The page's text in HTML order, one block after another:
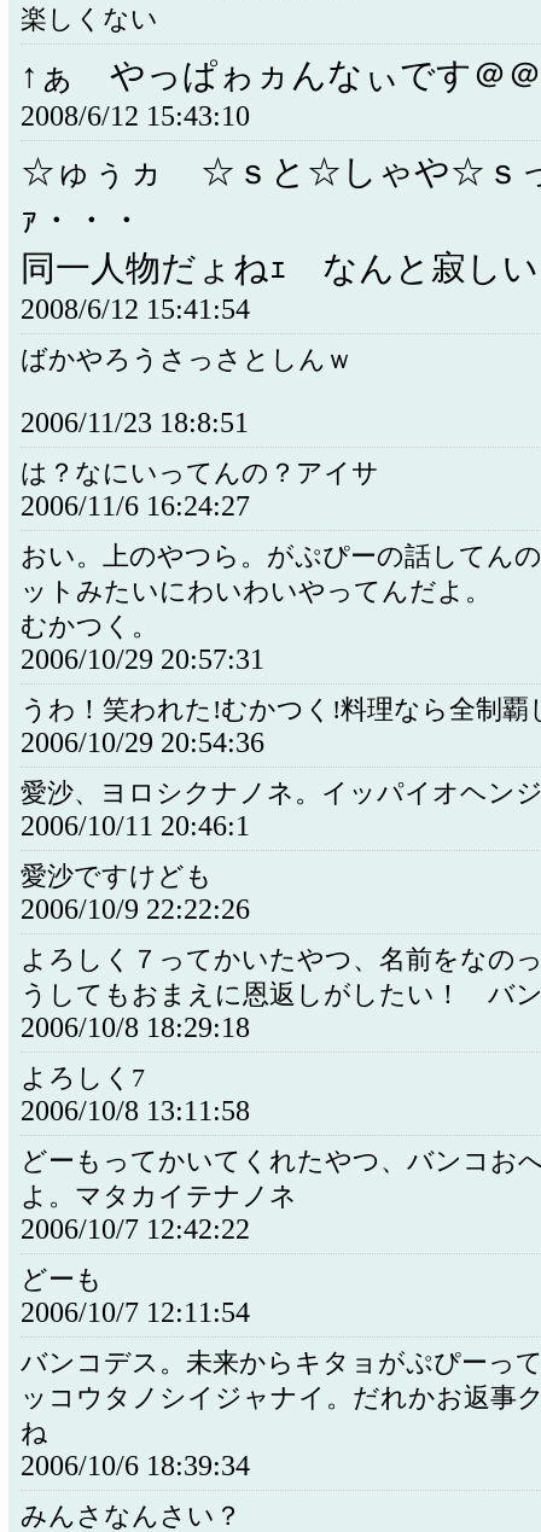
楽しくない
↑ぁ やっぱゎヵんなぃです＠
2008/6/12 15:43:10
☆ゅぅヵゝ☆ｓと☆しゃや☆ｓ
ｧ・・・
同一人物だょねｪ なんと寂しい
2008/6/12 15:41:54
ばかやろうさっさとしんｗ
2006/11/23 18:8:51
は？なにいってんの？アイサ
2006/11/6 16:24:27
おい。上のやつら。がぷぴーの話してん
ットみたいにわいわいやってんだよ。
むかつく。
2006/10/29 20:57:31
うわ！笑われた!むかつく!料理なら全制覇
2006/10/29 20:54:36
愛沙、ヨロシクナノネ。イッパイオヘン
2006/10/11 20:46:1
愛沙ですけども
2006/10/9 22:22:26
よろしく７ってかいたやつ、名前をなの
うしてもおまえに恩返しがしたい！ バ
2006/10/8 18:29:18
よろしく7
2006/10/8 13:11:58
どーもってかいてくれたやつ、バンコお
よ。マタカイテナノネ
2006/10/7 12:42:22
どーも
2006/10/7 12:11:54
バンコデス。未来からキタョがぷぴーっ
ッコウタノシイジャナイ。だれかお返事
ね
2006/10/6 18:39:34
みんさなんさい？